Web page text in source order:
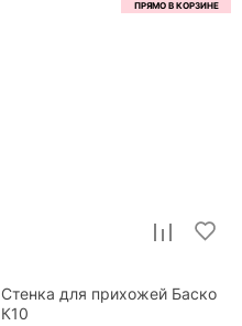
Стенка для прихожей Баско
К10